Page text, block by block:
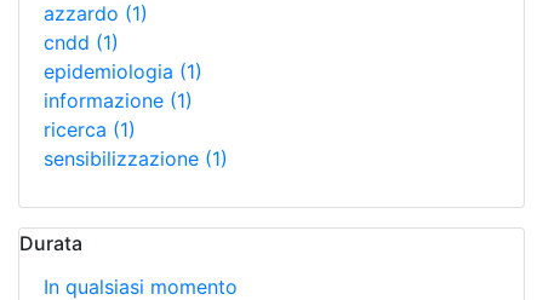
azzardo (1)
cndd (1)
epidemiologia (1)
informazione (1)
ricerca (1)
sensibilizzazione (1)
Durata
In qualsiasi momento